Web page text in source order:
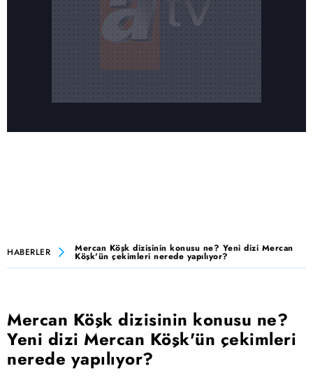
HABERLER Mercan Köşk dizisinin konusu ne? Yeni dizi Mercan
Köşk'ün çekimleri nerede yapılıyor?
Mercan Köşk dizisinin konusu ne?
Yeni dizi Mercan Köşk'ün çekimleri
nerede yapılıyor?